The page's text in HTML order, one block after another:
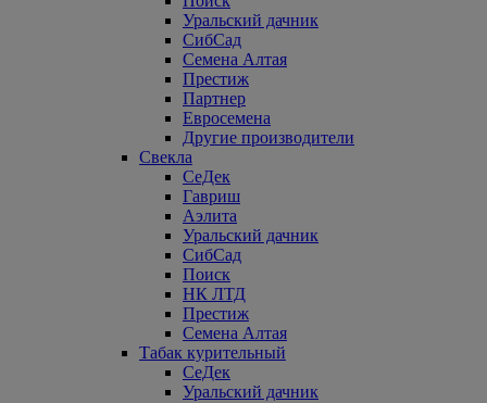
Уральский дачник
СибСад
Семена Алтая
Престиж
Партнер
Евросемена
Другие производители
Свекла
СеДек
Гавриш
Аэлита
Уральский дачник
СибСад
Поиск
НК ЛТД
Престиж
Семена Алтая
Табак курительный
СеДек
Уральский дачник